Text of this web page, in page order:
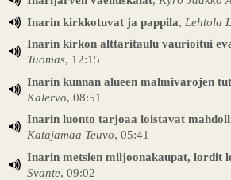
Inarin kirkkotuvat ja pappila, Lehtola
Inarin kirkon alttaritaulu vaurioitui
Tuomas, 12:15
Inarin kunnan alueen malmivarojen
Kalervo, 08:51
Inarin luonto tarjoaa loistavat
Katajamaa Teuvo, 05:41
Inarin metsien miljoonakaupat, lordit
Svante, 09:02